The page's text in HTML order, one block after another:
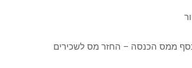
ממס הכנסה – החזר מס לשכירים